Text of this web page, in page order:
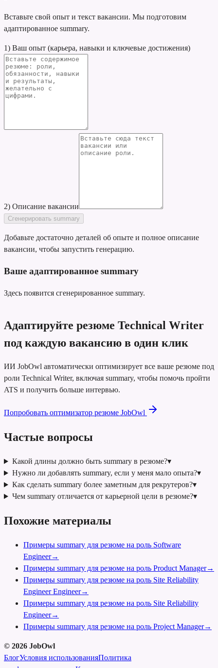
Вставьте свой опыт и текст вакансии. Мы подготовим
адаптированное summary.
1) Ваш опыт (карьера, навыки и ключевые достижения)
2) Описание вакансии
Сгенерировать summary
Добавьте достаточно деталей об опыте и полное описание
вакансии, чтобы запустить генерацию.
Ваше адаптированное summary
Здесь появится сгенерированное summary.
Адаптируйте резюме Technical Writer
под каждую вакансию в один клик
ИИ JobOwl автоматически оптимизирует все ваше резюме под
роли Technical Writer, включая summary, чтобы помочь пройти
ATS и получить больше интервью.
Попробовать оптимизатор резюме JobOwl
Частые вопросы
Какой длины должно быть summary в резюме?▾
Нужно ли добавлять summary, если у меня мало опыта?▾
Как сделать summary более заметным для рекрутеров?▾
Чем summary отличается от карьерной цели в резюме?▾
Похожие материалы
Примеры summary для резюме на роль Software
Engineer→
Примеры summary для резюме на роль Product Manager→
Примеры summary для резюме на роль Site Reliability
Engineer Engineer→
Примеры summary для резюме на роль Site Reliability
Engineer→
Примеры summary для резюме на роль Project Manager→
© 2026 JobOwl
БлогУсловия использованияПолитика